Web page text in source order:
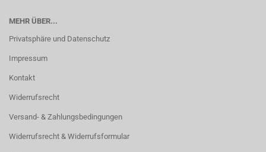
MEHR ÜBER...
Privatsphäre und Datenschutz
Impressum
Kontakt
Widerrufsrecht
Versand- & Zahlungsbedingungen
Widerrufsrecht & Widerrufsformular